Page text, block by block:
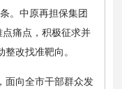
。中原再担保集团
点痛点，积极征求并
改找准靶向。
面向全市干部群众发